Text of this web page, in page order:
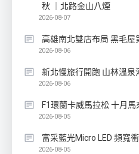
秋 ｜北路金山八煙
2026-08-07
高雄南北雙店布局 黑毛屋
2026-08-06
新北慢旅行開跑 山林溫泉
2026-08-06
F1環蘭卡威馬拉松 十月
2026-08-05
富采藍光Micro LED 頻寬
2026-08-05